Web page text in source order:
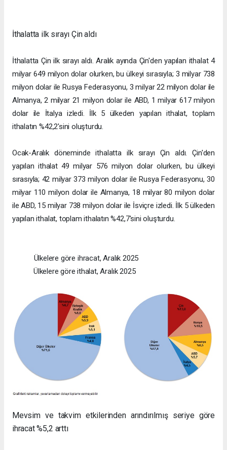
İthalatta ilk sırayı Çin aldı
İthalatta Çin ilk sırayı aldı. Aralık ayında Çin'den yapılan ithalat 4
milyar 649 milyon dolar olurken, bu ülkeyi sırasıyla; 3 milyar 738
milyon dolar ile Rusya Federasyonu, 3 milyar 22 milyon dolar ile
Almanya, 2 milyar 21 milyon dolar ile ABD, 1 milyar 617 milyon
dolar ile İtalya izledi. İlk 5 ülkeden yapılan ithalat, toplam
ithalatın %42,2'sini oluşturdu.
Ocak-Aralık döneminde ithalatta ilk sırayı Çin aldı. Çin'den
yapılan ithalat 49 milyar 576 milyon dolar olurken, bu ülkeyi
sırasıyla; 42 milyar 373 milyon dolar ile Rusya Federasyonu, 30
milyar 110 milyon dolar ile Almanya, 18 milyar 80 milyon dolar
ile ABD, 15 milyar 738 milyon dolar ile İsviçre izledi. İlk 5 ülkeden
yapılan ithalat, toplam ithalatın %42,7'sini oluşturdu.
Ülkelere göre ihracat, Aralık 2025
Ülkelere göre ithalat, Aralık 2025
Mevsim ve takvim etkilerinden arındırılmış seriye göre
ihracat %5,2 arttı